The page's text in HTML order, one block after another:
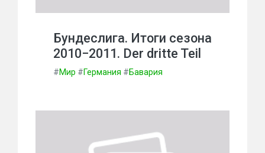
Бундеслига. Итоги сезона
2010−2011. Der dritte Teil
#Мир #Германия #Бавария